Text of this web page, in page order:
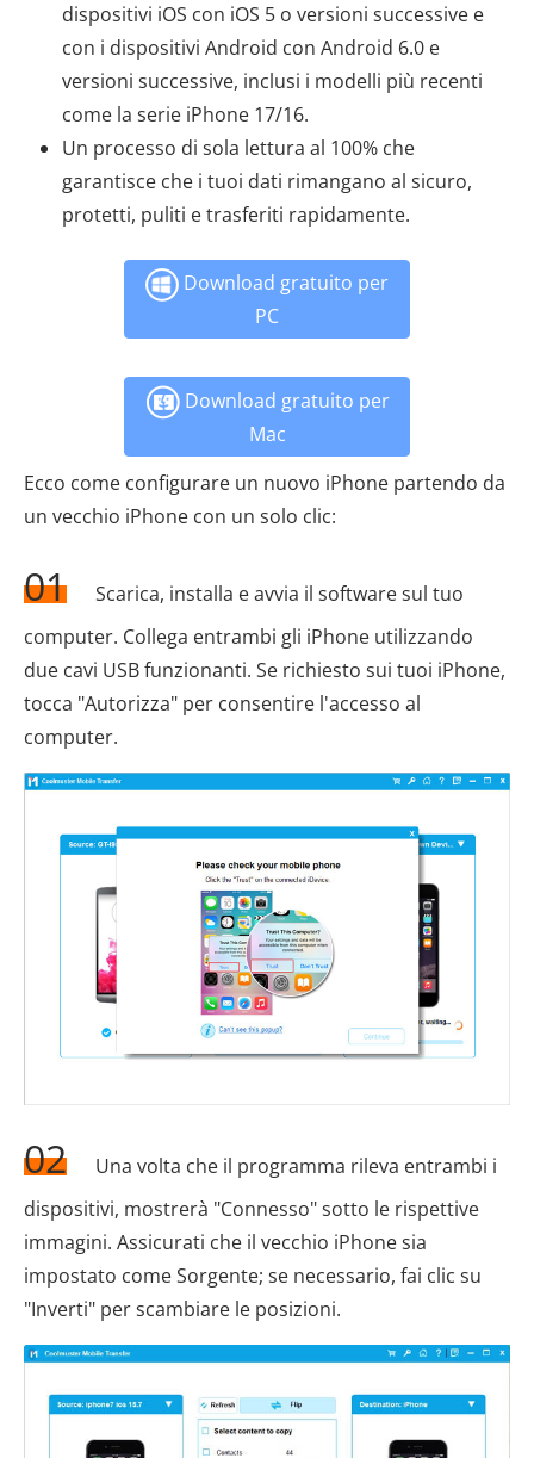
dispositivi iOS con iOS 5 o versioni successive e
con i dispositivi Android con Android 6.0 e
versioni successive, inclusi i modelli più recenti
come la serie iPhone 17/16.
Un processo di sola lettura al 100% che
garantisce che i tuoi dati rimangano al sicuro,
protetti, puliti e trasferiti rapidamente.
Download gratuito per
PC
Download gratuito per
Mac
Ecco come configurare un nuovo iPhone partendo da
un vecchio iPhone con un solo clic:
01
Scarica, installa e avvia il software sul tuo
computer. Collega entrambi gli iPhone utilizzando
due cavi USB funzionanti. Se richiesto sui tuoi iPhone,
tocca "Autorizza" per consentire l'accesso al
computer.
02
Una volta che il programma rileva entrambi i
dispositivi, mostrerà "Connesso" sotto le rispettive
immagini. Assicurati che il vecchio iPhone sia
impostato come Sorgente; se necessario, fai clic su
"Inverti" per scambiare le posizioni.